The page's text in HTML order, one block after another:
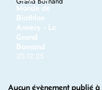
Monde de
Biathlon
Annecy - Le
Grand
Bornand
20.12.25
Aucun évènement publié à